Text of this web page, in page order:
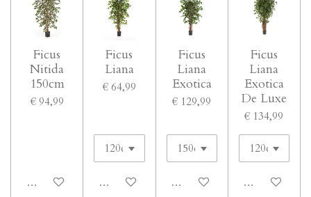
Ficus
Nitida
150cm
€ 94,99
In winkelwagen
Ficus
Liana
€ 64,99
In winkelwagen
Ficus
Liana
Exotica
€ 129,99
In winkelwagen
Ficus
Liana
Exotica
De Luxe
€ 134,99
In